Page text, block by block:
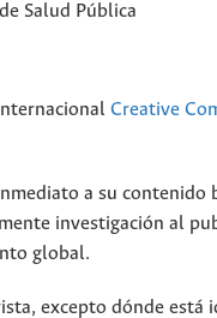
Salud Pública
Creative
a su contenido
investigación al
global.
excepto dónde está